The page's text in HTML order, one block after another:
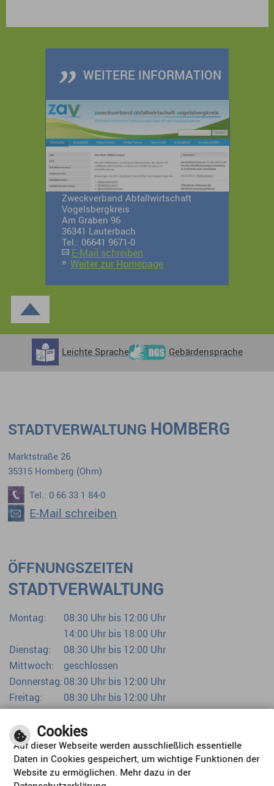
WEITERE INFORMATION
Zweckverband Abfallwirtschaft
Vogelsbergkreis
Am Graben 96
36341 Lauterbach
Tel.: 06641 9671-0
E-Mail schreiben
Weiter zur Homepage
Leichte Sprache Gebärdensprache
STADTVERWALTUNG HOMBERG
Marktstraße 26
35315 Homberg (Ohm)
Tel.: 0 66 33 1 84-0
E-Mail schreiben
ÖFFNUNGSZEITEN
STADTVERWALTUNG
Montag:
08:30 Uhr bis 12:00 Uhr
14:00 Uhr bis 18:00 Uhr
Dienstag:
08:30 Uhr bis 12:00 Uhr
Mittwoch:
geschlossen
Donnerstag:08:30 Uhr bis 12:00 Uhr
Freitag:
08:30 Uhr bis 12:00 Uhr
Bürgerbüro bereits ab 07:00 Uhr
Cookies
Auf dieser Webseite werden ausschließlich essentielle
Daten in Cookies gespeichert, um wichtige Funktionen der
Website zu ermöglichen. Mehr dazu in der